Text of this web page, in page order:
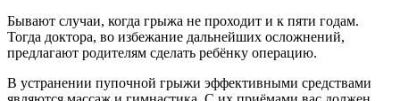
Бывают случаи, когда грыжа не проходит и к пяти годам.
Тогда доктора, во избежание дальнейших осложнений,
предлагают родителям сделать ребёнку операцию.
В устранении пупочной грыжи эффективными средствами